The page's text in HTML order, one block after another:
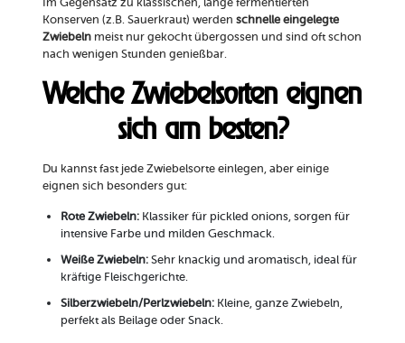
Konserven (z.B. Sauerkraut) werden schnelle eingelegte
Zwiebelnmeist nur gekocht übergossen und sind oft schon
nach wenigen Stunden genießbar.
Welche Zwiebelsorten eignen
sich am besten?
Du kannst fast jede Zwiebelsorte einlegen, aber einige
eignen sich besonders gut:
Rote Zwiebeln:Klassiker für pickled onions, sorgen für
intensive Farbe und milden Geschmack.
Weiße Zwiebeln:Sehr knackig und aromatisch, ideal für
kräftige Fleischgerichte.
Silberzwiebeln/Perlzwiebeln:Kleine, ganze Zwiebeln,
perfekt als Beilage oder Snack.